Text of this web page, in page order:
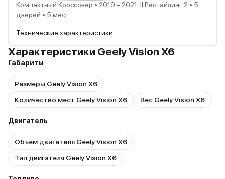
Компактный Кроссовер • 2019 – 2021, II Рестайлинг 2 • 5
дверей • 5 мест
Технические характеристики
Характеристики Geely Vision X6
Габариты
Размеры Geely Vision X6
Количество мест Geely Vision X6
Вес Geely Vision X6
Двигатель
Объем двигателя Geely Vision X6
Тип двигателя Geely Vision X6